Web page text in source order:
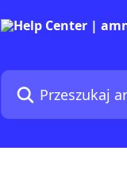
Przeszukaj artykuły...